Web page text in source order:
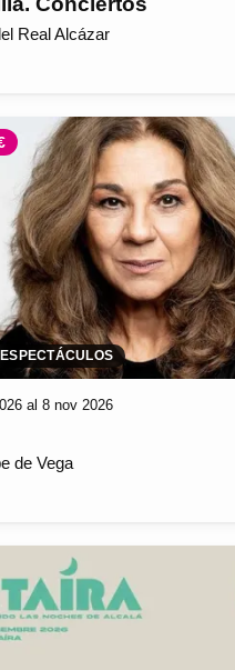
Real Alcázar
al 8 nov 2026
de Vega